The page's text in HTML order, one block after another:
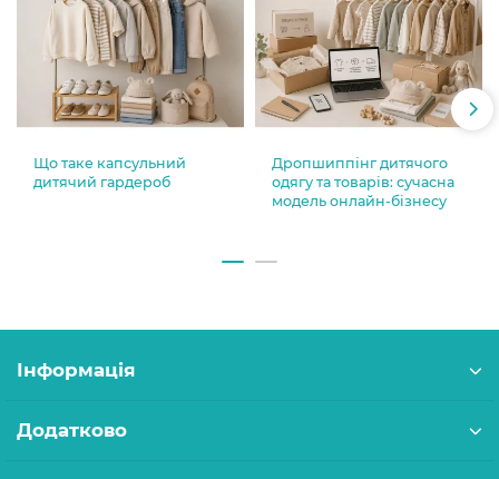
Що таке капсульний
дитячий гардероб
Дропшиппінг дитячого
одягу та товарів: сучасна
модель онлайн-бізнесу
Інформація
Додатково